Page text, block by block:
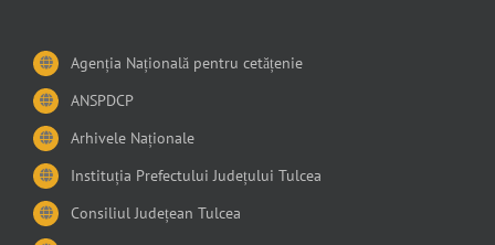
Agenția Națională pentru cetățenie
ANSPDCP
Arhivele Naționale
Instituția Prefectului Județului Tulcea
Consiliul Județean Tulcea